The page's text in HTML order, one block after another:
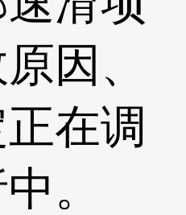
因、
在调
。